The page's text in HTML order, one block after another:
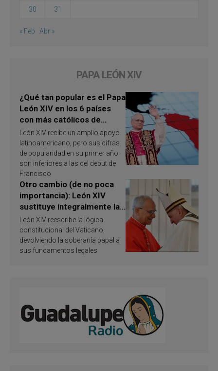
30 31
« Feb Abr »
PAPA LEÓN XIV
¿Qué tan popular es el Papa
León XIV en los 6 países
con más católicos de
América Latina en 2026?
Publican resultados de
investigación
León XIV recibe un amplio apoyo
latinoamericano, pero sus cifras
de popularidad en su primer año
son inferiores a las del debut de
Francisco
Otro cambio (de no poca
importancia): León XIV
sustituye integralmente la
ley vaticana de Papa
Francisco
León XIV reescribe la lógica
constitucional del Vaticano,
devolviendo la soberanía papal a
sus fundamentos legales